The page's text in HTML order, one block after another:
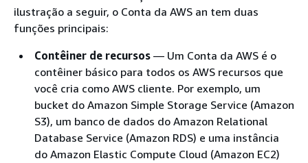
ilustração a seguir, o Conta da AWS an tem duas
funções principais:
Contêiner de recursos — Um Conta da AWS é o
contêiner básico para todos os AWS recursos que
você cria como AWS cliente. Por exemplo, um
bucket do Amazon Simple Storage Service (Amazon
S3), um banco de dados do Amazon Relational
Database Service (Amazon RDS) e uma instância
do Amazon Elastic Compute Cloud (Amazon EC2)